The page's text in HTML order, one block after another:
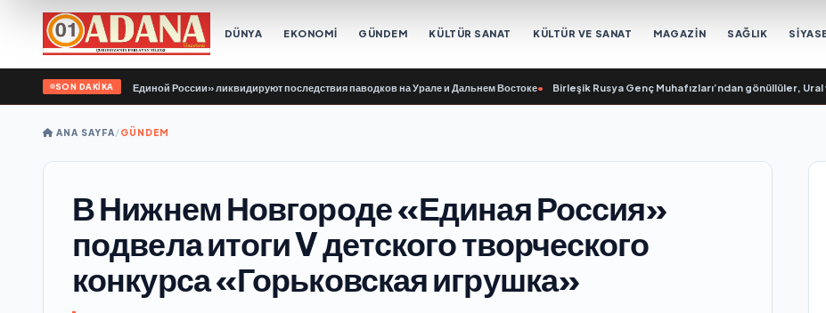
DÜNYA EKONOMİ GÜNDEM KÜLTÜR SANAT KÜLTÜR VE SANAT MAGAZİN SAĞLIK
SON DAKİKA
Гвардии Единой России» ликвидируют последствия паводков на Урале и Дальнем Востоке• Birleşik Rusya Genç Muhafızları’ndan gönüllüler, Ural ve
ANA SAYFA/GÜNDEM
В Нижнем Новгороде «Единая Россия»
подвела итоги V детского творческого
конкурса «Горьковская игрушка»